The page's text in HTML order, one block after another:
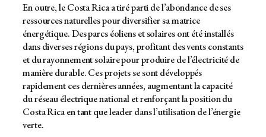
En outre, le Costa Rica a tiré parti de l’abondance de ses
ressources naturelles pour diversifier sa matrice
énergétique. Des parcs éoliens et solaires ont été installés
dans diverses régions du pays, profitant des vents constants
et du rayonnement solaire pour produire de l’électricité de
manière durable. Ces projets se sont développés
rapidement ces dernières années, augmentant la capacité
du réseau électrique national et renforçant la position du
Costa Rica en tant que leader dans l’utilisation de l’énergie
verte.